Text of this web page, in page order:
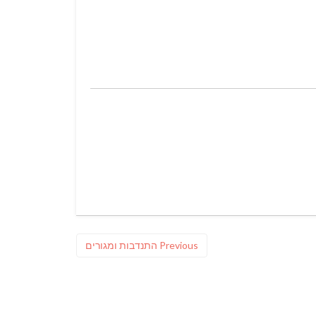
Previous
Previous
התנדבות ומגורים